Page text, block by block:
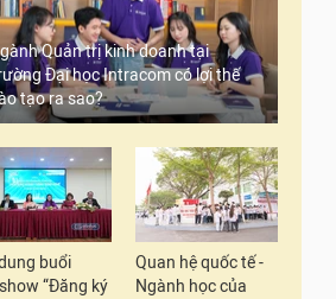
Quản trị kinh doanh tại
Đại học Intracom có lợi thế
tạo ra sao?
buổi
“Đăng ký
Quan hệ quốc tế -
Ngành học của